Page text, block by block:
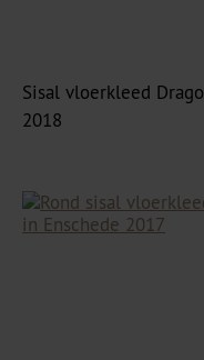
Sisal vloerkleed
2018